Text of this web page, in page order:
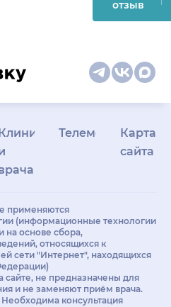
отзыв
КлиникамТелемедицина
Карта
сайта
применяются
(информационные технологии
на основе сбора,
относящихся к
сети "Интернет", находящихся
не предназначены для
и не заменяют приём врача.
консультация